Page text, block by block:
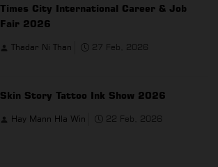
Times City International Career & Job
Fair 2026
Thadar Ni Than 27 Feb, 2026
Skin Story Tattoo Ink Show 2026
Hay Mann Hla Win 22 Feb, 2026